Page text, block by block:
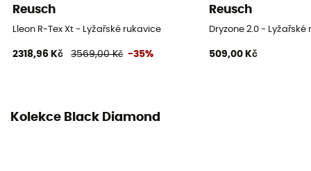
Dlaň
Reusch
Lleon R-Tex Xt - Lyžařské rukavice
2318,96 Kč 3569,00 Kč -35%
Reusch
Dryzone 2.0 - Lyžařské
509,00 Kč
Kolekce Black Diamond